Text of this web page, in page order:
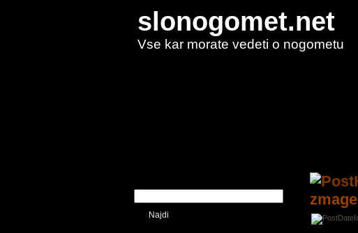
slonogomet.net
Vse kar morate vedeti o nogometu
Najdi
zmage